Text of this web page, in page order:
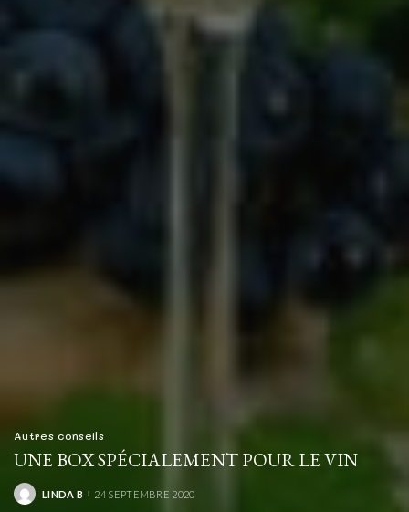
Autres conseils
UNE BOX SPÉCIALEMENT POUR LE VIN
POSTED
LINDA B 24 SEPTEMBRE 2020